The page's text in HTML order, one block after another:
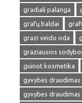
gradiali palanga
grafų baldai
grazi veido oda
graziausios
guinot kosmetika
gyvybės draudimas
gyvybes draudimas